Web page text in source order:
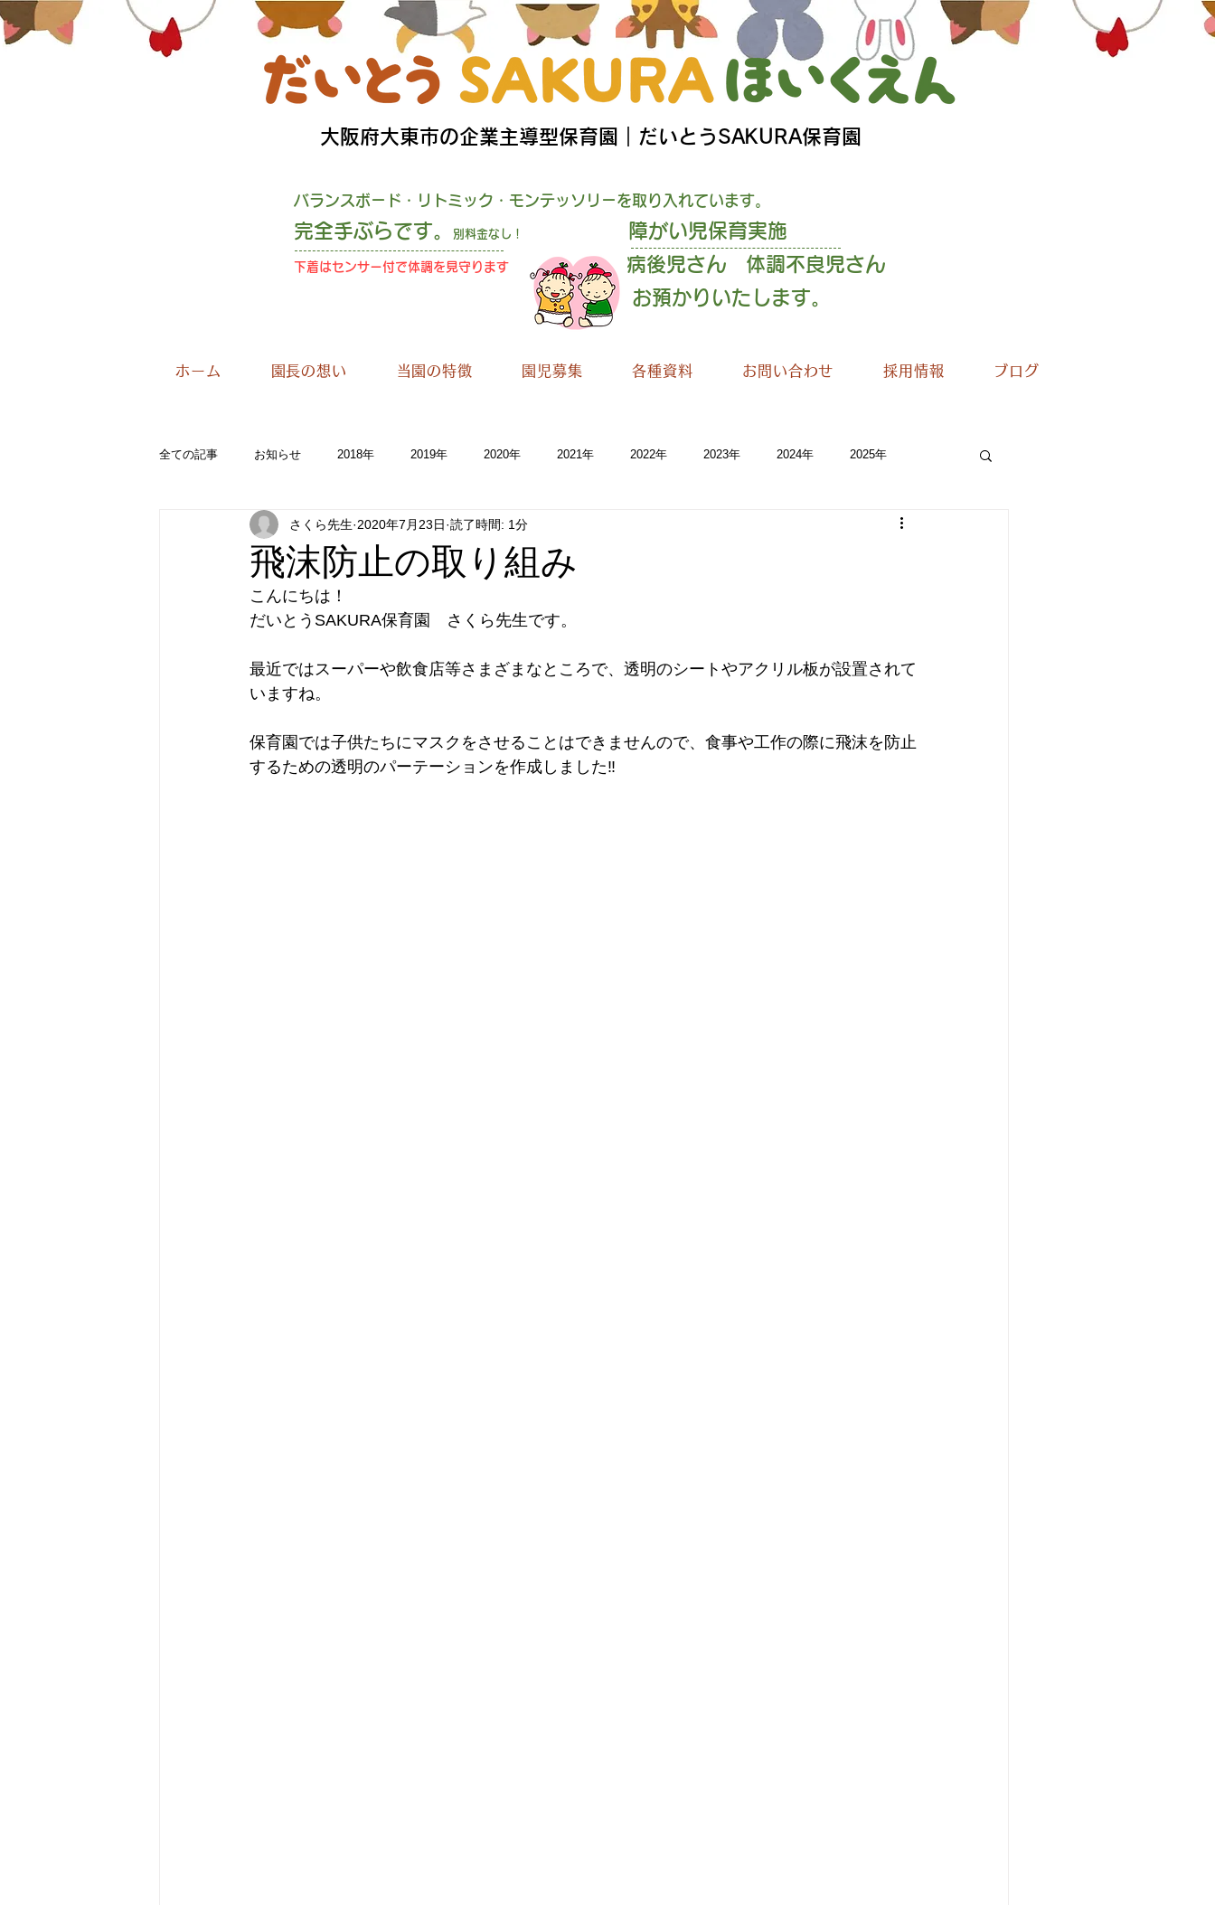
​大阪府大東市の企業主導型保育園｜だいとうSAKURA保育園
バランスボード・リトミック・モンテッソリーを取り入れています。
完全手ぶらです。 別料金なし！ 障がい児保育実施
下着はセンサー付で体調を見守ります
病後児さん 体調不良児さん
お預かりいたします。
ホーム 園長の想い 当園の特徴 園児募集 各種資料 お問い合わせ 採用情報 ブログ
全ての記事 お知らせ 2018年 2019年 2020年 2021年 2022年 2023年 2024年 2025年
飛沫防止の取り組み
さくら先生 2020年7月23日 読了時間: 1分
こんにちは！
だいとうSAKURA保育園　さくら先生です。
最近ではスーパーや飲食店等さまざまなところで、透明のシートやアクリル板が設置されて
いますね。
保育園では子供たちにマスクをさせることはできませんので、食事や工作の際に飛沫を防止
するための透明のパーテーションを作成しました‼️